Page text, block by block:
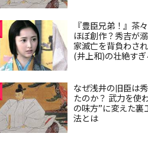
『豊臣兄弟！』茶
ほぼ創作？秀吉が
家滅亡を背負わさ
(井上和)の壮絶す
なぜ浅井の旧臣は
たのか？ 武力を使
の味方”に変えた裏
法とは